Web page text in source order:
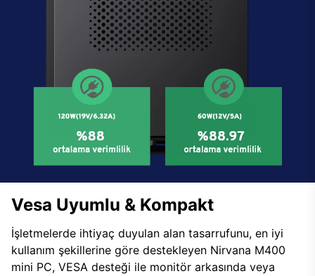
Vesa Uyumlu & Kompakt
İşletmelerde ihtiyaç duyulan alan tasarrufunu, en iyi
kullanım şekillerine göre destekleyen Nirvana M400
mini PC, VESA desteği ile monitör arkasında veya